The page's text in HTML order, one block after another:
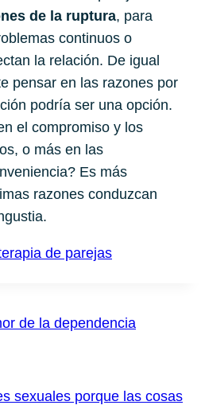
de la ruptura, para
continuos o
la relación. De igual
pensar en las razones por
podría ser una opción.
el compromiso y los
o más en las
Es más
razones conduzcan
de parejas
de la dependencia
sexuales porque las cosas